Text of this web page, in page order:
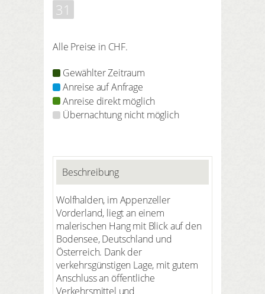
31
Alle Preise in CHF.
Gewählter Zeitraum
Anreise auf Anfrage
Anreise direkt möglich
Übernachtung nicht möglich
Beschreibung
Wolfhalden, im Appenzeller
Vorderland, liegt an einem
malerischen Hang mit Blick auf den
Bodensee, Deutschland und
Österreich. Dank der
verkehrsgünstigen Lage, mit gutem
Anschluss an öffentliche
Verkehrsmittel und